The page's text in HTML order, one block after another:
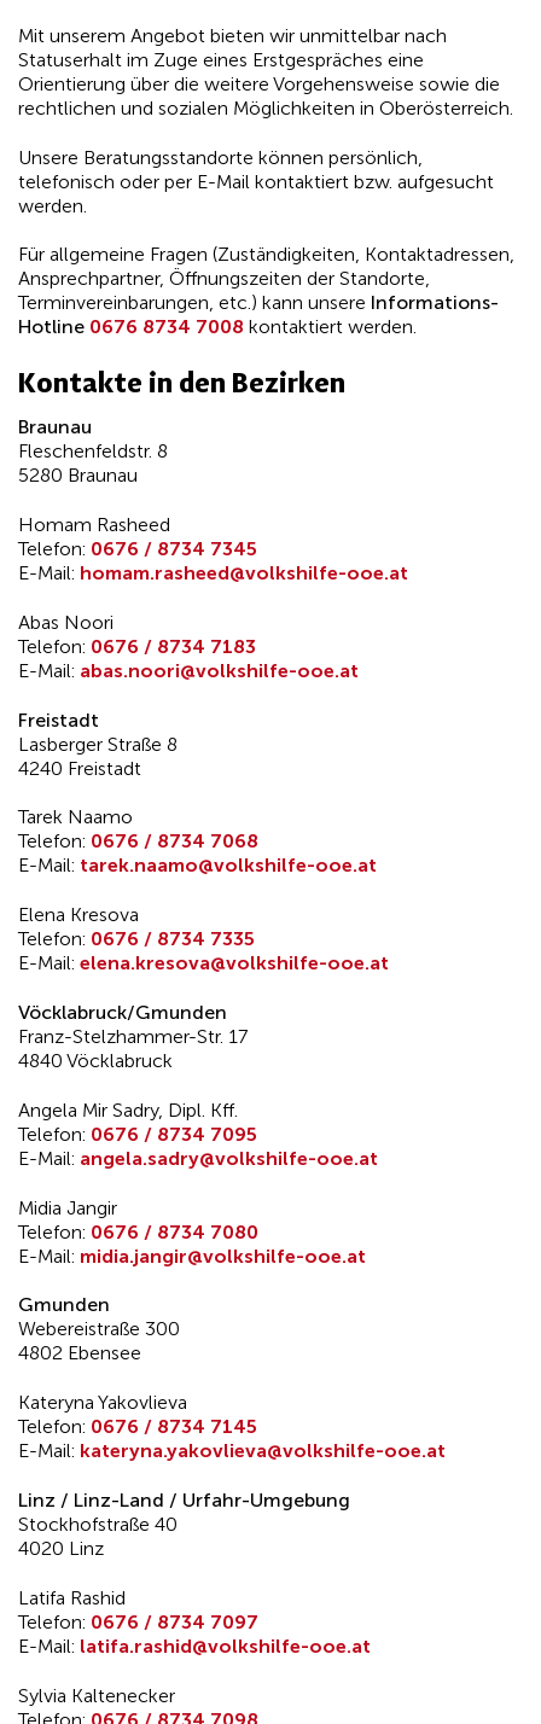
Mit unserem Angebot bieten wir unmittelbar nach
Statuserhalt im Zuge eines Erstgespräches eine
Orientierung über die weitere Vorgehensweise sowie die
rechtlichen und sozialen Möglichkeiten in Oberösterreich.
Unsere Beratungsstandorte können persönlich,
telefonisch oder per E-Mail kontaktiert bzw. aufgesucht
werden.
Für allgemeine Fragen (Zuständigkeiten, Kontaktadressen,
Ansprechpartner, Öffnungszeiten der Standorte,
Terminvereinbarungen, etc.) kann unsere Informations-
Hotline 0676 8734 7008 kontaktiert werden.
Kontakte in den Bezirken
Braunau
Fleschenfeldstr. 8
5280 Braunau
Homam Rasheed
Telefon: 0676 / 8734 7345
E-Mail: homam.rasheed@volkshilfe-ooe.at
Abas Noori
Telefon: 0676 / 8734 7183
E-Mail: abas.noori@volkshilfe-ooe.at
Freistadt
Lasberger Straße 8
4240 Freistadt
Tarek Naamo
Telefon: 0676 / 8734 7068
E-Mail: tarek.naamo@volkshilfe-ooe.at
Elena Kresova
Telefon: 0676 / 8734 7335
E-Mail: elena.kresova@volkshilfe-ooe.at
Vöcklabruck/Gmunden
Franz-Stelzhammer-Str. 17
4840 Vöcklabruck
Angela Mir Sadry, Dipl. Kff.
Telefon: 0676 / 8734 7095
E-Mail: angela.sadry@volkshilfe-ooe.at
Midia Jangir
Telefon: 0676 / 8734 7080
E-Mail: midia.jangir@volkshilfe-ooe.at
Gmunden
Webereistraße 300
4802 Ebensee
Kateryna Yakovlieva
Telefon: 0676 / 8734 7145
E-Mail: kateryna.yakovlieva@volkshilfe-ooe.at
Linz / Linz-Land / Urfahr-Umgebung
Stockhofstraße 40
4020 Linz
Latifa Rashid
Telefon: 0676 / 8734 7097
E-Mail: latifa.rashid@volkshilfe-ooe.at
Sylvia Kaltenecker
Telefon: 0676 / 8734 7098